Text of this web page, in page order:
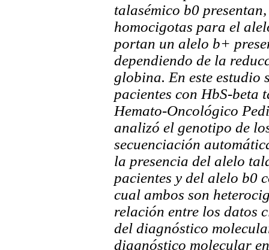
talasémico b0
homocigotas para el
portan un alelo b+
dependiendo de la
globina. En este estudio
pacientes con HbS-beta
Hemato-Oncológico
analizó el genotipo de
secuenciación
la presencia del alelo
pacientes y del alelo b0
cual ambos son
relación entre los datos
del diagnóstico
diagnóstico molecular